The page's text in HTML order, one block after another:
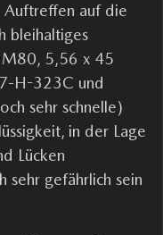
Auftreffen auf die
bleihaltiges
5,56 х 45
H-323C und
sehr schnelle)
in der Lage
Lücken
sehr gefährlich sein